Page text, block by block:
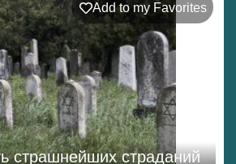
Add to my Favorites
страшнейших страданий